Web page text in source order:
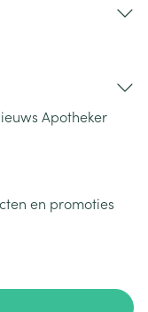
Apotheker
en promoties